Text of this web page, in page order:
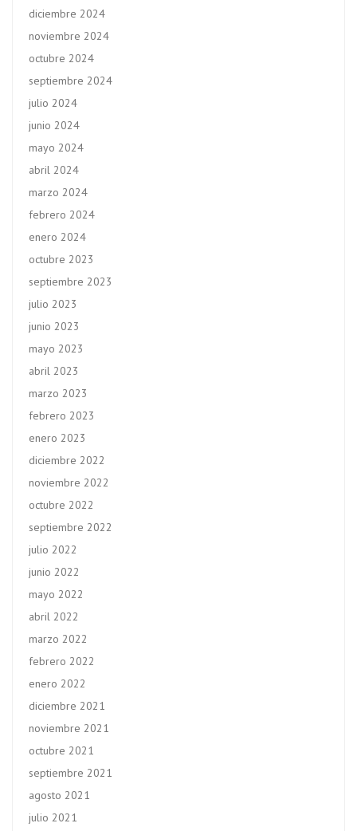
diciembre 2024
noviembre 2024
octubre 2024
septiembre 2024
julio 2024
junio 2024
mayo 2024
abril 2024
marzo 2024
febrero 2024
enero 2024
octubre 2023
septiembre 2023
julio 2023
junio 2023
mayo 2023
abril 2023
marzo 2023
febrero 2023
enero 2023
diciembre 2022
noviembre 2022
octubre 2022
septiembre 2022
julio 2022
junio 2022
mayo 2022
abril 2022
marzo 2022
febrero 2022
enero 2022
diciembre 2021
noviembre 2021
octubre 2021
septiembre 2021
agosto 2021
julio 2021